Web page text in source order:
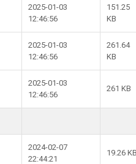
2025-01-03
12:46:56
151.25
KB
2025-01-03
12:46:56
261.64
KB
2025-01-03
12:46:56
261 KB
2024-02-07
22:44:21
19.26